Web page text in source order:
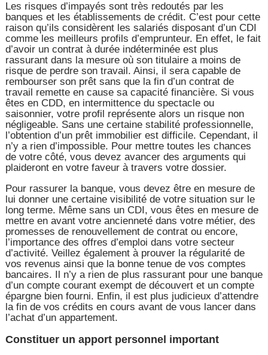
Les risques d’impayés sont très redoutés par les
banques et les établissements de crédit. C’est pour cette
raison qu’ils considèrent les salariés disposant d’un CDI
comme les meilleurs profils d’emprunteur. En effet, le fait
d’avoir un contrat à durée indéterminée est plus
rassurant dans la mesure où son titulaire a moins de
risque de perdre son travail. Ainsi, il sera capable de
rembourser son prêt sans que la fin d’un contrat de
travail remette en cause sa capacité financière. Si vous
êtes en CDD, en intermittence du spectacle ou
saisonnier, votre profil représente alors un risque non
négligeable. Sans une certaine stabilité professionnelle,
l’obtention d’un prêt immobilier est difficile. Cependant, il
n’y a rien d’impossible. Pour mettre toutes les chances
de votre côté, vous devez avancer des arguments qui
plaideront en votre faveur à travers votre dossier.
Pour rassurer la banque, vous devez être en mesure de
lui donner une certaine visibilité de votre situation sur le
long terme. Même sans un CDI, vous êtes en mesure de
mettre en avant votre ancienneté dans votre métier, des
promesses de renouvellement de contrat ou encore,
l’importance des offres d’emploi dans votre secteur
d’activité. Veillez également à prouver la régularité de
vos revenus ainsi que la bonne tenue de vos comptes
bancaires. Il n’y a rien de plus rassurant pour une banque
d’un compte courant exempt de découvert et un compte
épargne bien fourni. Enfin, il est plus judicieux d’attendre
la fin de vos crédits en cours avant de vous lancer dans
l’achat d’un appartement.
Constituer un apport personnel important